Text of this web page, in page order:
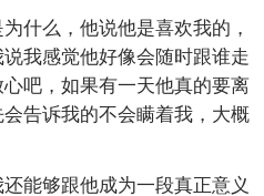
什么，他说他是喜欢我的，
我感觉他好像会随时跟谁走
吧，如果有一天他真的要离
告诉我的不会瞒着我，大概
能够跟他成为一段真正意义